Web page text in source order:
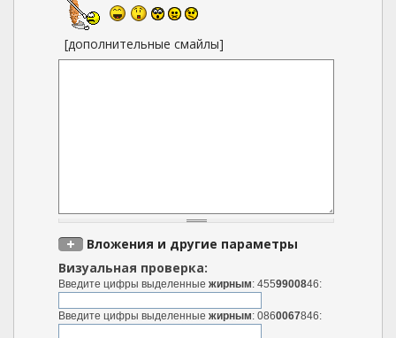
[дополнительные смайлы]
Вложения и другие параметры
Визуальная проверка:
Введите цифры выделенныежирным: 4559900846:
Введите цифры выделенныежирным: 0860067846: